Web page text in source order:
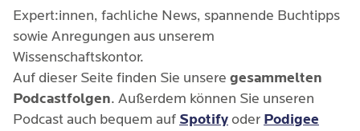
Expert:innen, fachliche News, spannende Buchtipps
sowie Anregungen aus unserem
Wissenschaftskontor.
Auf dieser Seite finden Sie unsere gesammelten
Podcastfolgen. Außerdem können Sie unseren
Podcast auch bequem auf Spotifyoder Podigee